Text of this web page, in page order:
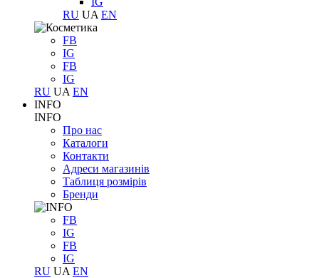
RU UA EN
FB
IG
FB
IG
RU UA EN
INFO
INFO
Про нас
Каталоги
Контакти
Адреси магазинів
Таблиця розмірів
Бренди
FB
IG
FB
IG
RU UA EN